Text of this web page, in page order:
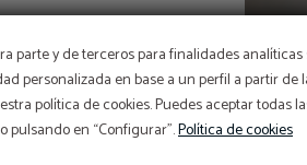
parte y de terceros para finalidades
personalizada en base a un perfil a partir
política de cookies. Puedes aceptar todas
en “Configurar”.Política de cookies